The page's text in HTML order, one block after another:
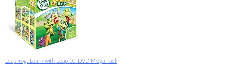
Leapfrog: Learn with Leap 10-DVD Mega Pack